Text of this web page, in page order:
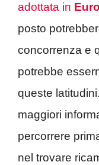
adottata in
posto
concorrenza e
potrebbe
queste
maggiori
percorrere
nel trovare